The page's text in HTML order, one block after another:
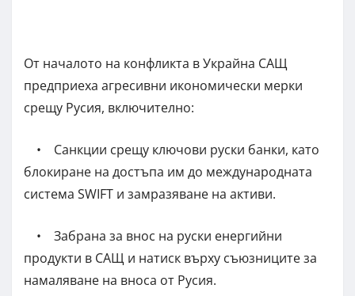
От началото на конфликта в Украйна САЩ
предприеха агресивни икономически мерки
срещу Русия, включително:
• Санкции срещу ключови руски банки, като
блокиране на достъпа им до международната
система SWIFT и замразяване на активи.
• Забрана за внос на руски енергийни
продукти в САЩ и натиск върху съюзниците за
намаляване на вноса от Русия.